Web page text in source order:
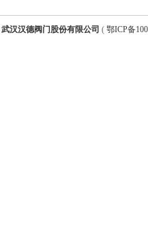
武汉汉德阀门股份有限公司 ( 鄂ICP备